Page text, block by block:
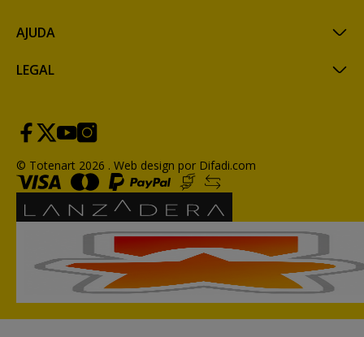
AJUDA
LEGAL
© Totenart 2026 . Web design por Difadi.com